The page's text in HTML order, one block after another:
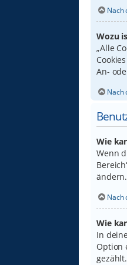
Nach
Wozu
„Alle
An-
Nach
Wie
Wenn
ändern.
Nach
Wie
In
Option
gezählt.